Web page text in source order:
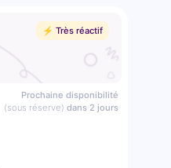
⚡️ Très réactif
Prochaine disponibilité
(sous réserve) dans 2 jours